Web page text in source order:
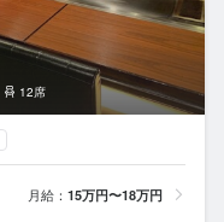
12席
月給： 15万円〜18万円